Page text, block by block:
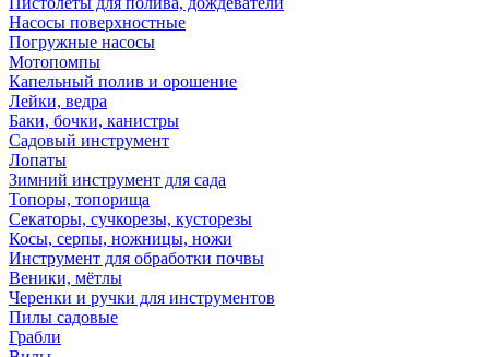
Насосы поверхностные
Погружные насосы
Мотопомпы
Капельный полив и орошение
Лейки, ведра
Баки, бочки, канистры
Садовый инструмент
Лопаты
Зимний инструмент для сада
Топоры, топорища
Секаторы, сучкорезы, кусторезы
Косы, серпы, ножницы, ножи
Инструмент для обработки почвы
Веники, мётлы
Черенки и ручки для инструментов
Пилы садовые
Грабли